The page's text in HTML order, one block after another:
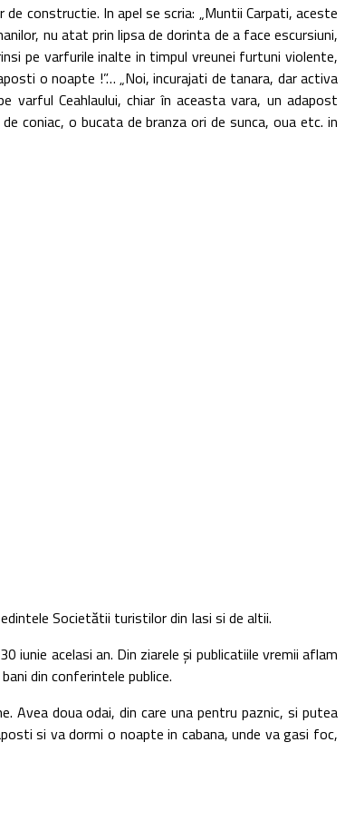
constructie. In apel se scria: „Muntii Carpati, aceste
nu atat prin lipsa de dorinta de a face escursiuni,
pe varfurile inalte in timpul vreunei furtuni violente,
o noapte !”… „Noi, incurajati de tanara, dar activa
Ceahlaului, chiar în aceasta vara, un adapost
coniac, o bucata de branza ori de sunca, oua etc. in
Societătii turistilor din Iasi si de altii.
acelasi an. Din ziarele şi publicatiile vremii aflam
din conferintele publice.
doua odai, din care una pentru paznic, si putea
si va dormi o noapte in cabana, unde va gasi foc,